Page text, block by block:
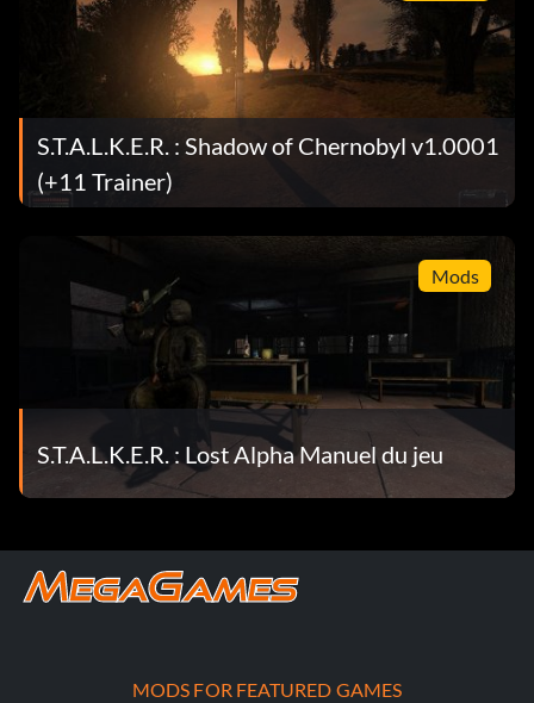
S.T.A.L.K.E.R. : Shadow of Chernobyl v1.0001
(+11 Trainer)
Mods
S.T.A.L.K.E.R. : Lost Alpha Manuel du jeu
MODS FOR FEATURED GAMES